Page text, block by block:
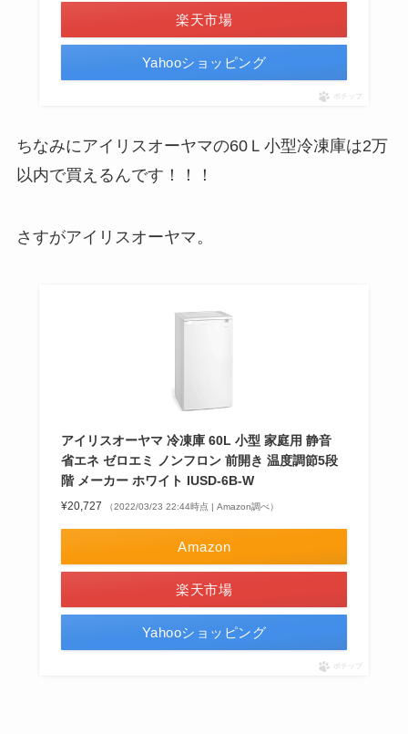
楽天市場
Yahooショッピング
ポチップ
ちなみにアイリスオーヤマの60Ｌ小型冷凍庫は2万
以内で買えるんです！！！
さすがアイリスオーヤマ。
アイリスオーヤマ 冷凍庫 60L 小型 家庭用 静音
省エネ ゼロエミ ノンフロン 前開き 温度調節5段
階 メーカー ホワイト IUSD-6B-W
¥20,727 （2022/03/23 22:44時点 | Amazon調べ）
Amazon
楽天市場
Yahooショッピング
ポチップ